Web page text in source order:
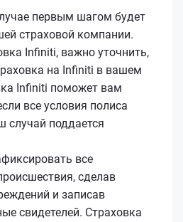
первым шагом будет
страховой компании.
Infiniti, важно уточнить,
на Infiniti в вашем
Infiniti поможет вам
все условия полиса
случай поддается
все
сделав
и записав
свидетелей. Страховка